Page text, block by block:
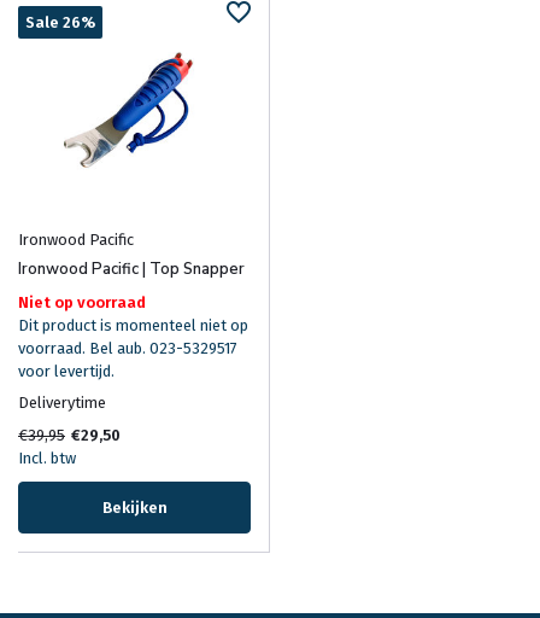
Sale 26%
Ironwood Pacific
Ironwood Pacific | Top Snapper
Niet op voorraad
Dit product is momenteel niet op
voorraad. Bel aub. 023-5329517
voor levertijd.
Deliverytime
€39,95 €29,50
Incl. btw
Bekijken